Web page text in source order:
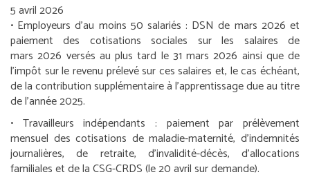
5 avril 2026
• Employeurs d’au moins 50 salariés : DSN de mars 2026 et
paiement des cotisations sociales sur les salaires de
mars 2026 versés au plus tard le 31 mars 2026 ainsi que de
l’impôt sur le revenu prélevé sur ces salaires et, le cas échéant,
de la contribution supplémentaire à l’apprentissage due au titre
de l’année 2025.
• Travailleurs indépendants : paiement par prélèvement
mensuel des cotisations de maladie-maternité, d’indemnités
journalières, de retraite, d’invalidité-décès, d’allocations
familiales et de la CSG-CRDS (le 20 avril sur demande).